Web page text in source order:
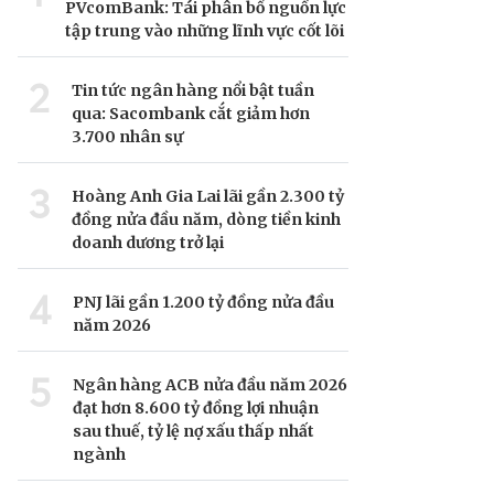
PVcomBank: Tái phân bổ nguồn lực
tập trung vào những lĩnh vực cốt lõi
2
Tin tức ngân hàng nổi bật tuần
qua: Sacombank cắt giảm hơn
3.700 nhân sự
3
Hoàng Anh Gia Lai lãi gần 2.300 tỷ
đồng nửa đầu năm, dòng tiền kinh
doanh dương trở lại
4
PNJ lãi gần 1.200 tỷ đồng nửa đầu
năm 2026
5
Ngân hàng ACB nửa đầu năm 2026
đạt hơn 8.600 tỷ đồng lợi nhuận
sau thuế, tỷ lệ nợ xấu thấp nhất
ngành